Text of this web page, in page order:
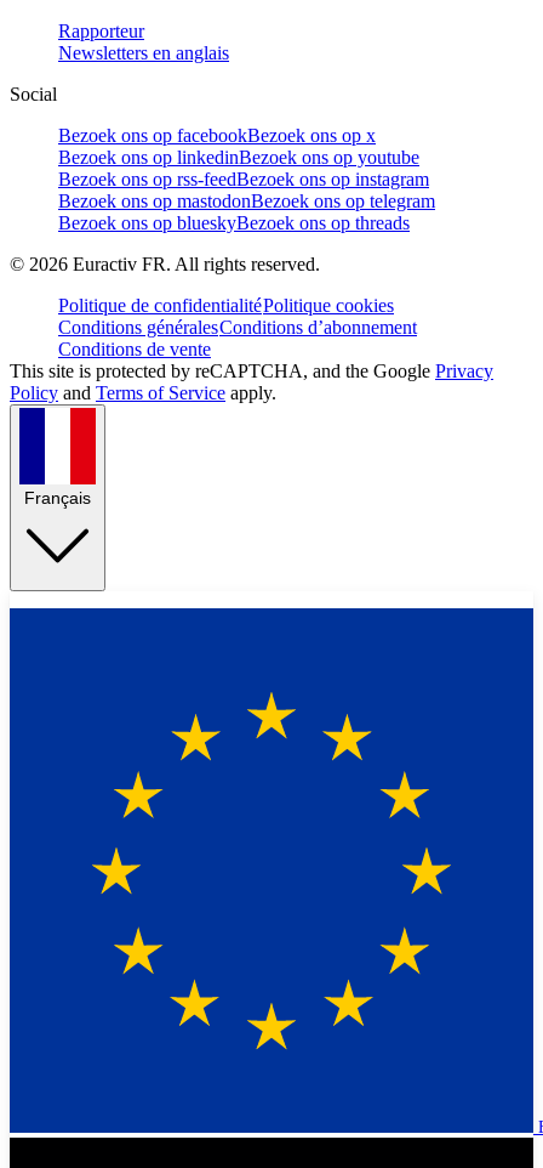
Rapporteur
Newsletters en anglais
Social
Bezoek ons op facebookBezoek ons op x
Bezoek ons op linkedinBezoek ons op youtube
Bezoek ons op rss-feedBezoek ons op instagram
Bezoek ons op mastodonBezoek ons op telegram
Bezoek ons op blueskyBezoek ons op threads
© 2026 Euractiv FR. All rights reserved.
Politique de confidentialitéPolitique cookies
Conditions généralesConditions d’abonnement
Conditions de vente
This site is protected by reCAPTCHA, and the Google Privacy
Policy and Terms of Service apply.
Français